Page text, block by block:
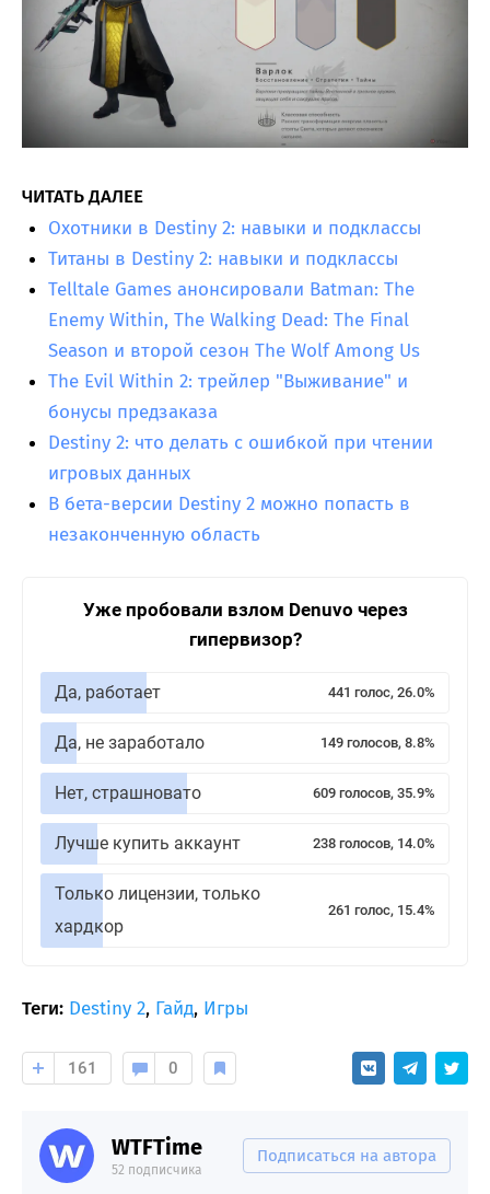
ЧИТАТЬ ДАЛЕЕ
Охотники в Destiny 2: навыки и подклассы
Титаны в Destiny 2: навыки и подклассы
Telltale Games анонсировали Batman: The
Enemy Within, The Walking Dead: The Final
Season и второй сезон The Wolf Among Us
The Evil Within 2: трейлер "Выживание" и
бонусы предзаказа
Destiny 2: что делать с ошибкой при чтении
игровых данных
В бета-версии Destiny 2 можно попасть в
незаконченную область
Уже пробовали взлом Denuvo через
гипервизор?
Да, работает 441 голос, 26.0%
Да, не заработало 149 голосов, 8.8%
Нет, страшновато 609 голосов, 35.9%
Лучше купить аккаунт 238 голосов, 14.0%
Только лицензии, только
хардкор
261 голос, 15.4%
Теги: Destiny 2, Гайд, Игры
161 0
WTFTime
52 подписчика
Подписаться на автора